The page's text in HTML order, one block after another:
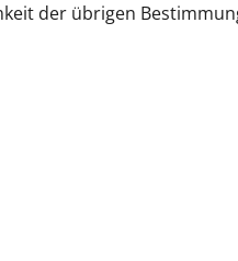
der übrigen